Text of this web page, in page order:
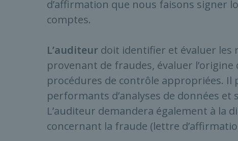
d’affirmation que nous faisons signer
comptes.
L’auditeur doit identifier et évaluer les
provenant de fraudes, évaluer
procédures de contrôle appropriées. Il
performants d’analyses de données
L’auditeur demandera également à la
concernant la fraude (lettre